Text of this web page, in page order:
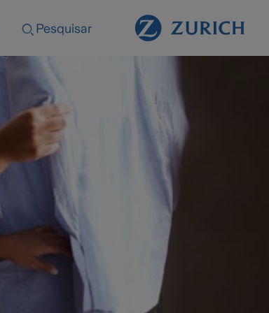
Pesquisar